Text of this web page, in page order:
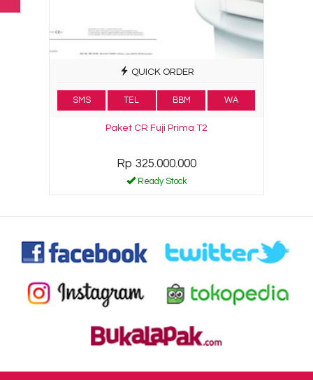
QUICK ORDER
SMS TEL BBM WA
Paket CR Fuji Prima T2
Rp 325.000.000
Ready Stock